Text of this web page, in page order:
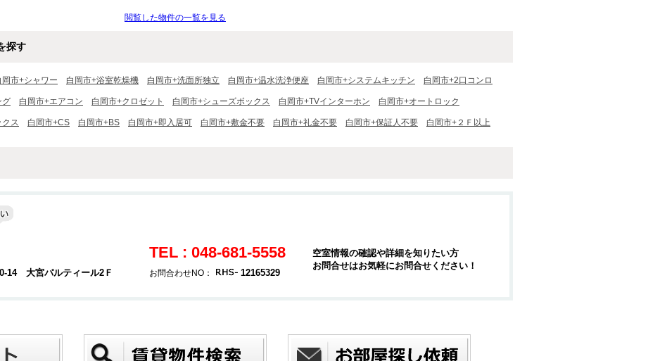
閲覧した物件の一覧を見る
探す
岡市+シャワー 白岡市+浴室乾燥機 白岡市+洗面所独立 白岡市+温水洗浄便座 白岡市+システムキッチン 白岡市+2口コンロ
グ 白岡市+エアコン 白岡市+クロゼット 白岡市+シューズボックス 白岡市+TVインターホン 白岡市+オートロック
ス 白岡市+CS 白岡市+BS 白岡市+即入居可 白岡市+敷金不要 白岡市+礼金不要 白岡市+保証人不要 白岡市+２Ｆ以上
14 大宮パルティール2Ｆ
TEL : 048-681-5558
お問合わせNO： 12165329
空室情報の確認や詳細を知りたい方
お問合せはお気軽にお問合せください！